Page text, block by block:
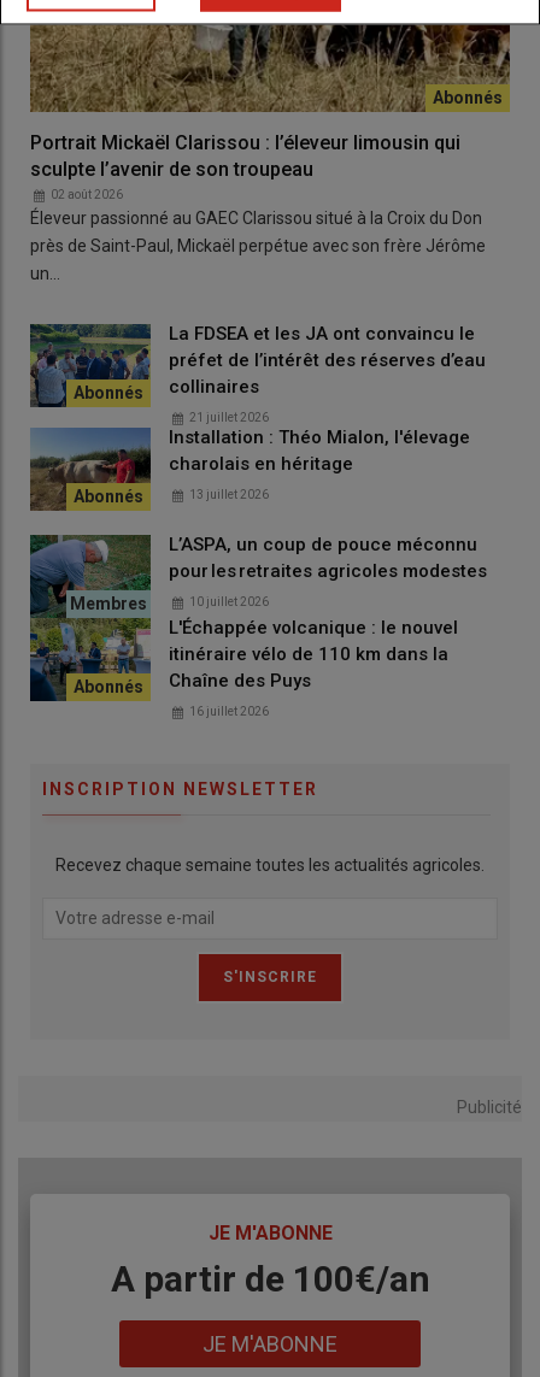
Portrait Mickaël Clarissou : l’éleveur limousin qui
sculpte l’avenir de son troupeau
02 août 2026
Éleveur passionné au GAEC Clarissou situé à la Croix du Don
près de Saint-Paul, Mickaël perpétue avec son frère Jérôme
un…
La FDSEA et les JA ont convaincu le
préfet de l’intérêt des réserves d’eau
collinaires
21 juillet 2026
Installation : Théo Mialon, l'élevage
charolais en héritage
13 juillet 2026
L’ASPA, un coup de pouce méconnu
pour les retraites agricoles modestes
10 juillet 2026
L'Échappée volcanique : le nouvel
itinéraire vélo de 110 km dans la
Chaîne des Puys
16 juillet 2026
INSCRIPTION NEWSLETTER
Recevez chaque semaine toutes les actualités agricoles.
Publicité
JE M'ABONNE
BodyA partir de 100€/an
JE M'ABONNE